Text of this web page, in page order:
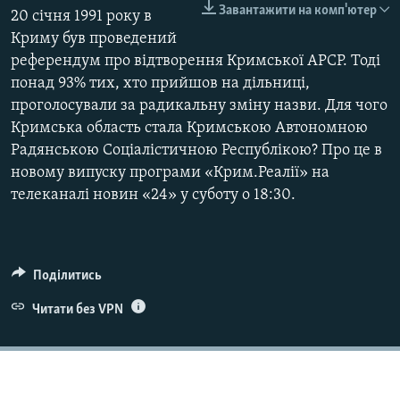
ВІДЕОУРОКИ «ELIFBE»
СВІДЧЕННЯ ОКУПАЦІЇ
УКРАЇНСЬКА ПРОБЛЕМА КРИМУ
ІНФОГРАФІКА
Русский
Qırımtatar
ДОЛУЧАЙСЯ!
Усі сайти RFE/RL
Завантажити на комп'ютер
20 січня 1991 року в
Криму був проведений
референдум про відтворення Кримської АРСР. Тоді
понад 93% тих, хто прийшов на дільниці,
проголосували за радикальну зміну назви. Для чого
Кримська область стала Кримською Автономною
Радянською Соціалістичною Республікою? Про це в
новому випуску програми «Крим.Реалії» на
телеканалі новин «24» у суботу о 18:30.
Поділитись
Читати без VPN